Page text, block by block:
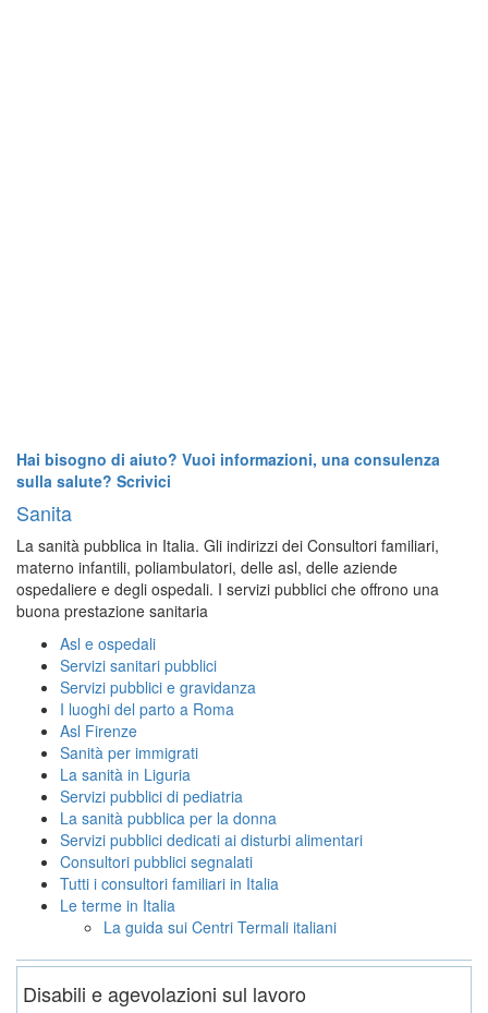
Hai bisogno di aiuto? Vuoi informazioni, una consulenza
sulla salute? Scrivici
Sanita
La sanità pubblica in Italia. Gli indirizzi dei Consultori familiari,
materno infantili, poliambulatori, delle asl, delle aziende
ospedaliere e degli ospedali. I servizi pubblici che offrono una
buona prestazione sanitaria
Asl e ospedali
Servizi sanitari pubblici
Servizi pubblici e gravidanza
I luoghi del parto a Roma
Asl Firenze
Sanità per immigrati
La sanità in Liguria
Servizi pubblici di pediatria
La sanità pubblica per la donna
Servizi pubblici dedicati ai disturbi alimentari
Consultori pubblici segnalati
Tutti i consultori familiari in Italia
Le terme in Italia
La guida sui Centri Termali italiani
Disabili e agevolazioni sul lavoro